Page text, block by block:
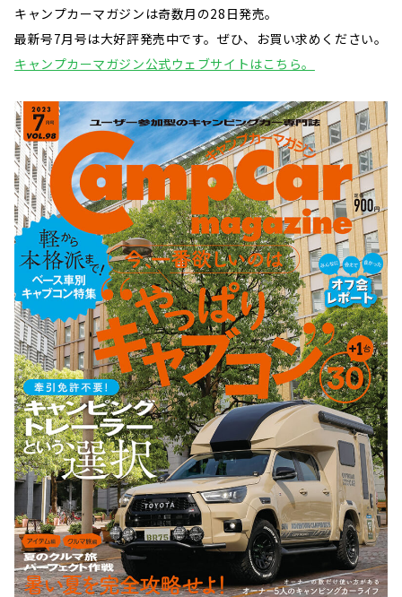
キャンプカーマガジンは奇数月の28日発売。
最新号7月号は大好評発売中です。ぜひ、お買い求めください。
キャンプカーマガジン公式ウェブサイトはこちら。